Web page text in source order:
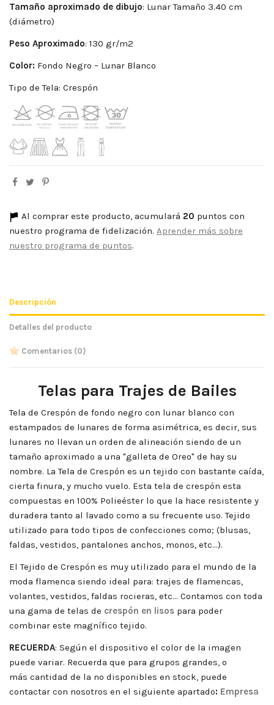
Tamaño aproximado de dibujo: Lunar Tamaño 3.40 cm
(diámetro)
Peso Aproximado: 130 gr/m2
Color: Fondo Negro – Lunar Blanco
Tipo de Tela: Crespón
Al comprar este producto, acumulará 20 puntos con
nuestro programa de fidelización. Aprender más sobre
nuestro programa de puntos.
Descripción
Detalles del producto
Comentarios (0)
Telas para Trajes de Bailes
Tela de Crespón de fondo negro con lunar blanco con
estampados de lunares de forma asimétrica, es decir, sus
lunares no llevan un orden de alineación siendo de un
tamaño aproximado a una "galleta de Oreo" de hay su
nombre. La Tela de Crespón es un tejido con bastante caída,
cierta finura, y mucho vuelo. Esta tela de crespón esta
compuestas en 100% Polieéster lo que la hace resistente y
duradera tanto al lavado como a su frecuente uso. Tejido
utilizado para todo tipos de confecciones como; (blusas,
faldas, vestidos, pantalones anchos, monos, etc…).
El Tejido de Crespón es muy utilizado para el mundo de la
moda flamenca siendo ideal para: trajes de flamencas,
volantes, vestidos, faldas rocieras, etc... Contamos con toda
una gama de telas de crespón en lisos para poder
combinar este magnífico tejido.
RECUERDA: Según el dispositivo el color de la imagen
puede variar. Recuerda que para grupos grandes, o
más cantidad de la no disponibles en stock, puede
contactar con nosotros en el siguiente apartado: Empresa